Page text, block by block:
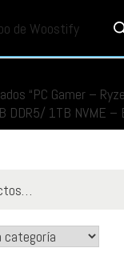
“PC Gamer –
DDR5/ 1TB NVME –